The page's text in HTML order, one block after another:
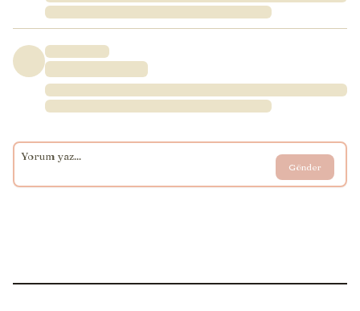
Gönder